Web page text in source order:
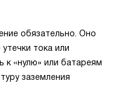
обязательно. Оно
тока или
к «нулю» или батареям
заземления